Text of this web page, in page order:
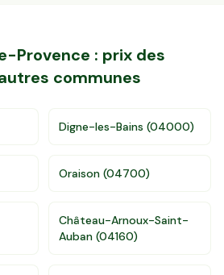
Provence : prix des
communes
Digne-les-Bains (04000)
Oraison (04700)
Château-Arnoux-Saint-
Auban (04160)
Donnees de valeurs foncières officielles